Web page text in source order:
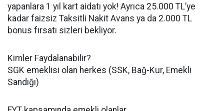
yapanlara 1 yıl kart aidatı yok! Ayrıca 25.000 TL’ye
kadar faizsiz Taksitli Nakit Avans ya da 2.000 TL
bonus fırsatı sizleri bekliyor.
Kimler Faydalanabilir?
SGK emeklisi olan herkes (SSK, Bağ-Kur, Emekli
Sandığı)